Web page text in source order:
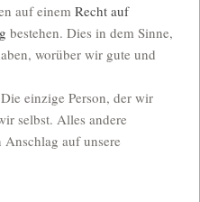
auf einem Recht auf
bestehen. Dies in dem Sinne,
worüber wir gute und
einzige Person, der wir
selbst. Alles andere
auf unsere